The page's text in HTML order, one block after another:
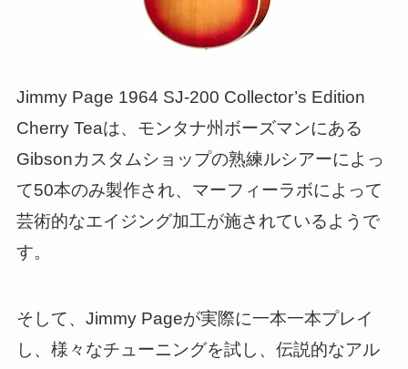
Jimmy Page 1964 SJ-200 Collector’s Edition
Cherry Teaは、モンタナ州ボーズマンにある
Gibsonカスタムショップの熟練ルシアーによっ
て50本のみ製作され、マーフィーラボによって
芸術的なエイジング加工が施されているようで
す。
そして、Jimmy Pageが実際に一本一本プレイ
し、様々なチューニングを試し、伝説的なアル